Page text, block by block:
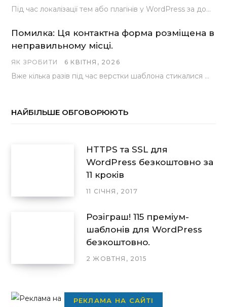
Під час локалізації тем або плагінів у WordPress за допомогою популярного інструменту Loco Translate розробники…
Помилка: Ця контактна форма розміщена в
неправильному місці.
ЯК ЗРОБИТИ 6 КВІТНЯ, 2026
Вже кілька разів під час верстки шаблона стикалися з проблемою, коли замість контактної форми, згенерованої…
НАЙБІЛЬШЕ ОБГОВОРЮЮТЬ
HTTPS та SSL для
WordPress безкоштовно за
11 кроків
11 СІЧНЯ, 2017
Розіграш! 115 преміум-
шаблонів для WordPress
безкоштовно.
2 ЖОВТНЯ, 2015
РЕКЛАМА НА САЙТІ